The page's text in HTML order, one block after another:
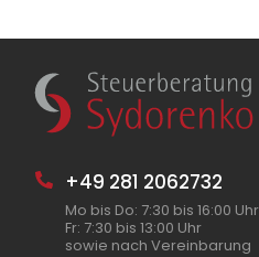
+49 281 2062732
Mo bis Do: 7:30 bis 16:00 Uhr
Fr: 7:30 bis 13:00 Uhr
sowie nach Vereinbarung